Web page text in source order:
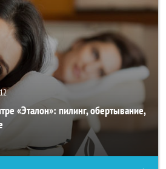
12
«Эталон»: пилинг, обертывание,